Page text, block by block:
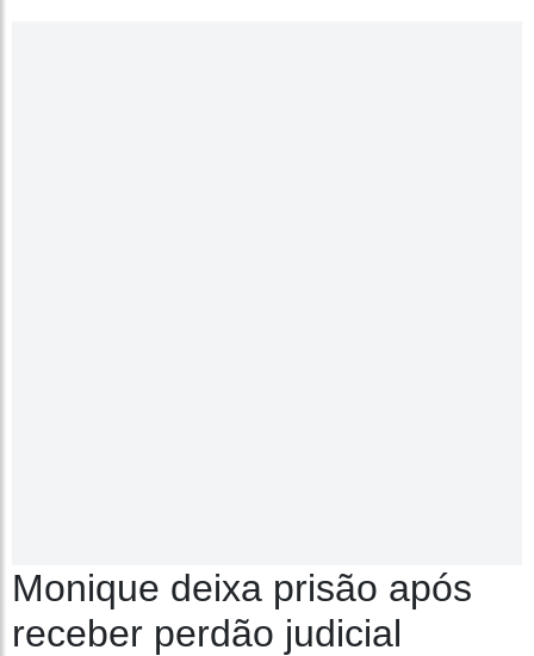
Monique deixa prisão após
receber perdão judicial